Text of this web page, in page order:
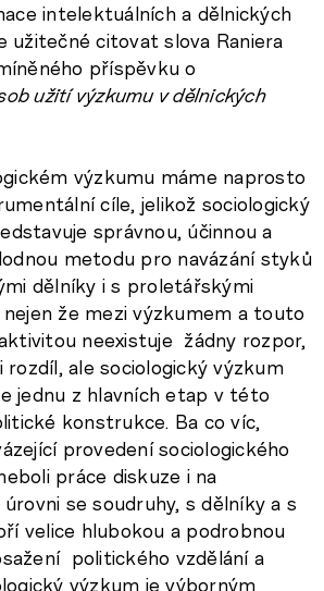
intelektuálních a dělnických
užitečné citovat slova Raniera
příspěvku o
užití výzkumu v dělnických
výzkumu máme naprosto
cíle, jelikož sociologický
správnou, účinnou a
metodu pro navázání styků
dělníky i s proletářskými
nejen že mezi výzkumem a touto
neexistuje žádny rozpor,
rozdíl, ale sociologický výzkum
jednu z hlavních etap v této
konstrukce. Ba co víc,
provedení sociologického
práce diskuze i na
se soudruhy, s dělníky a s
velice hlubokou a podrobnou
politického vzdělání a
výzkum je výborným